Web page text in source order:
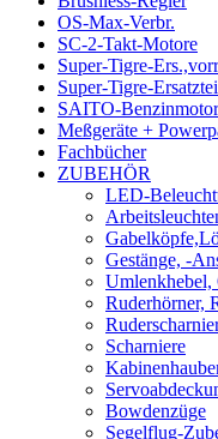
OS-Max-Verbr.
SC-2-Takt-Motore
Super-Tigre-
Super-Tigre-
SAITO-
Meßgeräte +
Fachbücher
ZUBEHÖR
LED-
Gestänge, -
Umlenkhebel,
Ruderhörner,
Scharniere
Bowdenzüge
Segelflug-